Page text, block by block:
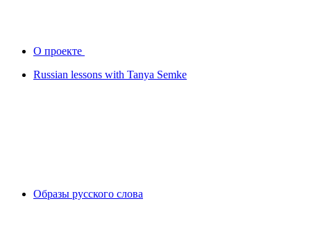
О проекте
Russian lessons with Tanya Semke
Образы русского слова